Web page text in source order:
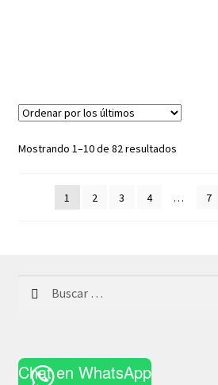
Mostrando 1–10 de 82 resultadosOrdenado
últimos
1 2 3 4 … 7
Chat en WhatsApp